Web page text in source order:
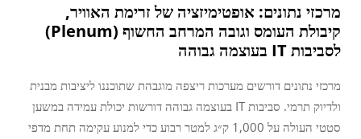
מרכזי נתונים: אופטימיזציה של זרימת האוויר,
קיבולת העומס וגובה המרחב החשוף (Plenum)
לסביבות IT בעוצמה גבוהה
מרכזי נתונים דורשים מערכות ריצפה מוגבהת שתוכננו ליציבות מבנית
ולדיוק תרמי. סביבות IT בעוצמה גבוהה דורשות יכולת עמידה במשען
סטטי העולה על 1,000 ק״ג למטר רבוע כדי למנוע עקימה תחת מדפי